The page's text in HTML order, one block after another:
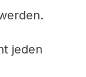
jeden